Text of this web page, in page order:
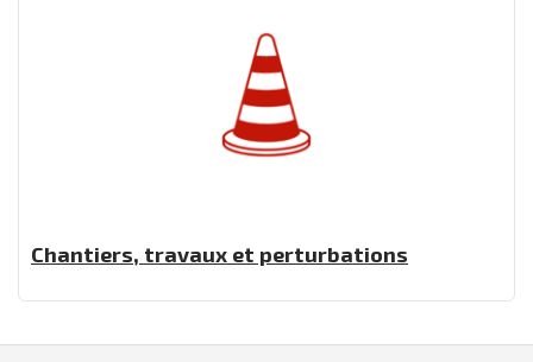
Chantiers, travaux et perturbations